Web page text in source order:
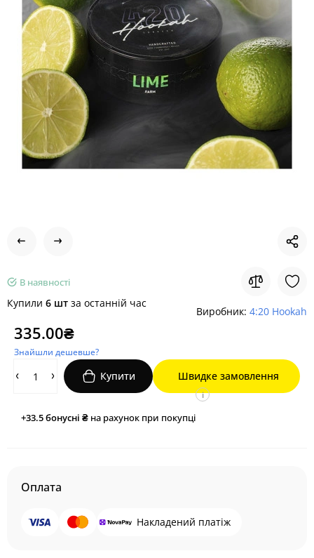
В наявності
Купили 6 шт за останній час
Виробник: 4:20 Hookah
335.00₴
Знайшли дешевше?
Купити Швидке замовлення
+33.5бонусні ₴ на рахунок при покупці
i
Оплата
Накладений платіж